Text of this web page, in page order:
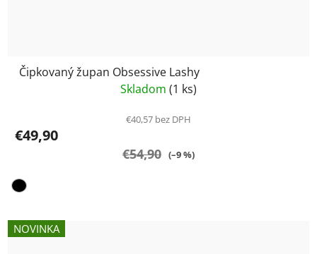
Čipkovaný župan Obsessive Lashy
Skladom (1 ks)
€40,57 bez DPH
€49,90
€54,90 (–9 %)
NOVINKA